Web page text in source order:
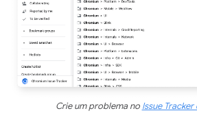
Crie um problema no Issue